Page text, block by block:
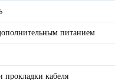
питанием
кабеля